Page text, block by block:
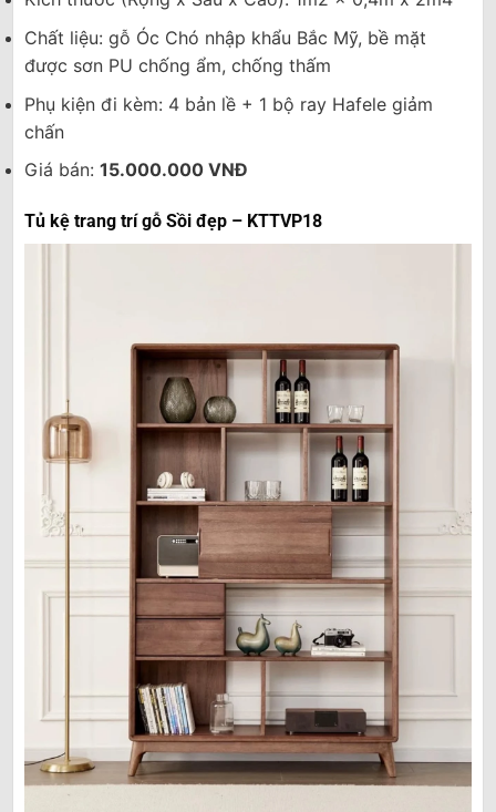
Chất liệu: gỗ Óc Chó nhập khẩu Bắc Mỹ, bề mặt
được sơn PU chống ẩm, chống thấm
Phụ kiện đi kèm: 4 bản lề + 1 bộ ray Hafele giảm
chấn
Giá bán: 15.000.000 VNĐ
Tủ kệ trang trí gỗ Sồi đẹp – KTTVP18